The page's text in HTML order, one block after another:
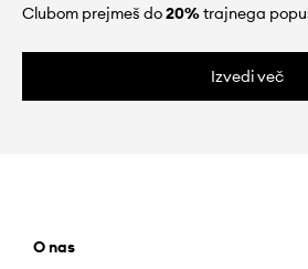
Clubom prejmeš do20%trajnega
Izvedi več
O nas